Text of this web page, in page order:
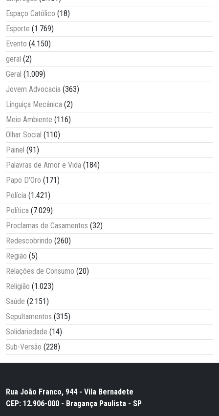
Espaço Católico (18)
Esporte (1.769)
Evento (4.150)
geral (2)
Geral (1.009)
Jovem Advocacia (363)
Linguiça Mecânica (2)
Meio Ambiente (116)
Olhar Social (110)
Painel (91)
Palavras de Amor e Vida (184)
Papo D'Oro (171)
Polícia (1.421)
Política (7.029)
Proclamas de Casamentos (32)
Redescobrindo (260)
Região (5)
Relações de Consumo (20)
Religião (1.023)
Saúde (2.151)
Sepultamentos (315)
Solidariedade (14)
Sub-Versão (228)
Rua João Franco, 944 - Vila Bernadete
CEP: 12.906-000 - Bragança Paulista - SP